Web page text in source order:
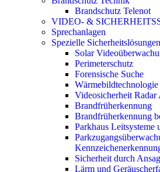
Brandschutz Telenot
VIDEO- &
Sprechanlagen
Spezielle Sicherheitslösungen
Solar
Perimeterschutz
Forensische Suche
Wärmebildtechnologie
Videosicherheit
Brandfrüherkennung
Brandfrüherkennung
Parkhaus Leitsysteme
Sicherheit durch
Lärm und